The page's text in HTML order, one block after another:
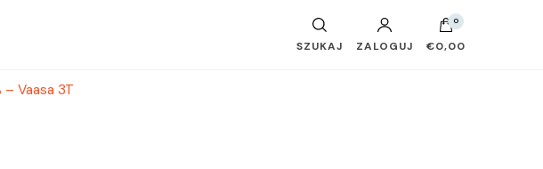
SZUKAJ ZALOGUJ
0
€0,00
Vaasa 3T